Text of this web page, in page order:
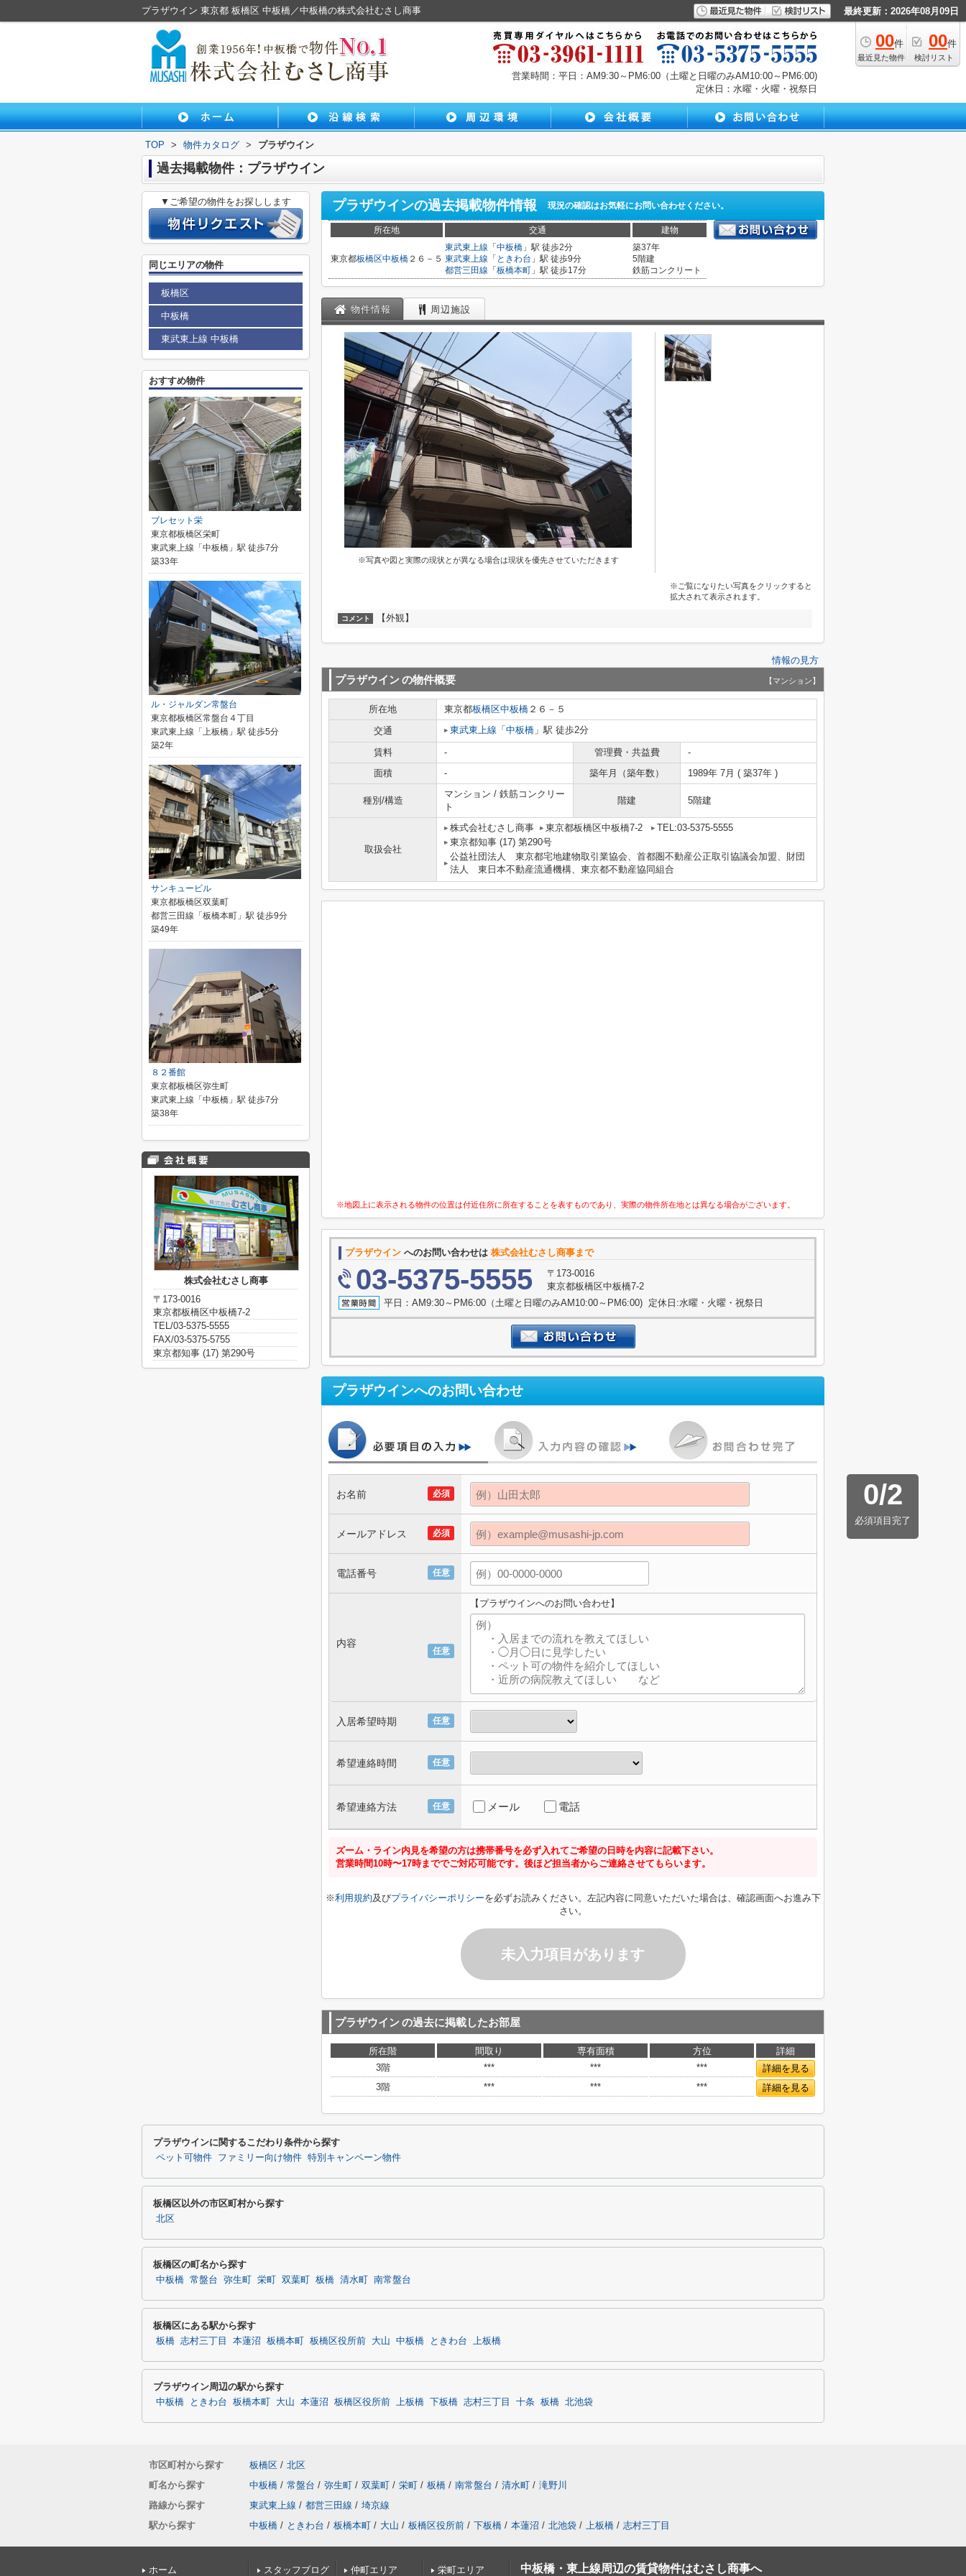
プラザウイン 東京都 板橋区 中板橋／中板橋の株式会社むさし商事 最終更新：2026年08月09日
00件
最近見た物件
00件
検討リスト
営業時間：平日：AM9:30～PM6:00（土曜と日曜のみAM10:00～PM6:00)
定休日：水曜・火曜・祝祭日
TOP > 物件カタログ > プラザウイン
過去掲載物件：プラザウイン
プラザウインの過去掲載物件情報 現況の確認はお気軽にお問い合わせください。
所在地 交通 建物
東京都板橋区中板橋 ２６－５
東武東上線 「 中板橋 」駅 徒歩2分
東武東上線 「 ときわ台 」駅 徒歩9分
都営三田線 「 板橋本町 」駅 徒歩17分
築37年
5階建
鉄筋コンクリート
物件情報 周辺施設
※写真や図と実際の現状とが異なる場合は現状を優先させていただきます
※ご覧になりたい写真をクリックすると
拡大されて表示されます。
コメント 【外観】
情報の見方
プラザウインの物件概要 【マンション】
所在地 東京都板橋区中板橋 ２６－５
交通
東武東上線 「 中板橋 」駅 徒歩2分
賃料 - 管理費・共益費
-
面積
- 築年月（築年数） 1989年 7月 ( 築37年 )
種別/構造
マンション / 鉄筋コンクリー
ト
階建 5階建
取扱会社
株式会社むさし商事 東京都板橋区中板橋7-2
TEL:03-5375-5555
東京都知事 (17) 第290号
公益社団法人 東京都宅地建物取引業協会、首都圏不動産公正取引協議会加盟、財団
法人 東日本不動産流通機構、東京都不動産協同組合
※地図上に表示される物件の位置は付近住所に所在することを表すものであり、実際の物件所在地とは異なる場合がございます。
プラザウイン へのお問い合わせは 株式会社むさし商事まで
03-5375-5555
〒173-0016
東京都板橋区中板橋7-2
平日：AM9:30～PM6:00（土曜と日曜のみAM10:00～PM6:00) 定休日:水曜・火曜・祝祭日
プラザウインへのお問い合わせ
0/2
必須項目完了
必須
お名前
必須
メールアドレス
任意
電話番号
任意
内容
【プラザウインへのお問い合わせ】
任意
入居希望時期
任意
希望連絡時間
任意
希望連絡方法 メール 電話
ズーム・ライン内見を希望の方は携帯番号を必ず入れてご希望の日時を内容に記載下さい。
営業時間10時〜17時まででご対応可能です。後ほど担当者からご連絡させてもらいます。
※利用規約及びプライバシーポリシーを必ずお読みください。左記内容に同意いただいた場合は、確認画面へお進み下
さい。
未入力項目があります
プラザウインの過去に掲載したお部屋
所在階 間取り 専有面積 方位
詳細
3階
*** *** ***
詳細を見る
3階
*** *** *** 詳細を見る
▼ご希望の物件をお探しします
同じエリアの物件
板橋区
中板橋
東武東上線 中板橋
おすすめ物件
ブレセット栄
東京都板橋区栄町
東武東上線「中板橋」駅 徒歩7分
築33年
ル・ジャルダン常盤台
東京都板橋区常盤台４丁目
東武東上線「上板橋」駅 徒歩5分
築2年
サンキュービル
東京都板橋区双葉町
都営三田線「板橋本町」駅 徒歩9分
築49年
８２番館
東京都板橋区弥生町
東武東上線「中板橋」駅 徒歩7分
築38年
株式会社むさし商事
〒173-0016
東京都板橋区中板橋7-2
TEL/03-5375-5555
FAX/03-5375-5755
東京都知事 (17) 第290号
プラザウインに関するこだわり条件から探す
ペット可物件 ファミリー向け物件 特別キャンペーン物件
板橋区以外の市区町村から探す
北区
板橋区の町名から探す
中板橋 常盤台 弥生町 栄町 双葉町 板橋 清水町 南常盤台
板橋区にある駅から探す
板橋 志村三丁目 本蓮沼 板橋本町 板橋区役所前 大山 中板橋 ときわ台 上板橋
プラザウイン周辺の駅から探す
中板橋 ときわ台 板橋本町 大山 本蓮沼 板橋区役所前 上板橋 下板橋 志村三丁目 十条 板橋 北池袋
市区町村から探す 板橋区 / 北区
町名から探す
中板橋 / 常盤台 / 弥生町 / 双葉町 / 栄町 / 板橋 / 南常盤台 / 清水町 / 滝野川
路線から探す
東武東上線 / 都営三田線 / 埼京線
駅から探す
中板橋 / ときわ台 / 板橋本町 / 大山 / 板橋区役所前 / 下板橋 / 本蓮沼 / 北池袋 / 上板橋 / 志村三丁目
ホーム スタッフブログ 仲町エリア 栄町エリア 中板橋・東上線周辺の賃貸物件はむさし商事へ